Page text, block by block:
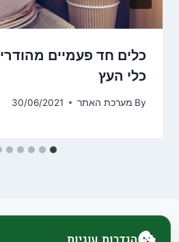
כלים חד פעמיים
כלי העץ
By מערכת האתר 30/06/2021